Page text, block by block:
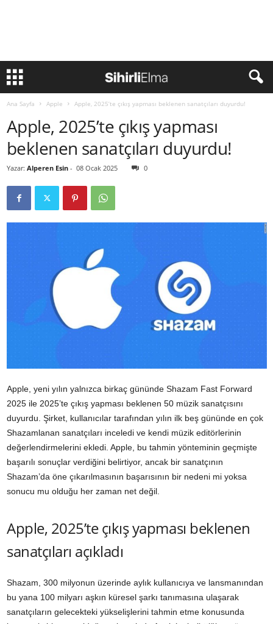
Ana Sayfa Apple Apple, 2025’te çıkış yapması beklenen sanatçıları duyurdu!
Apple, 2025’te çıkış yapması
beklenen sanatçıları duyurdu!
Yazar: Alperen Esin - 08 Ocak 2025 0
Apple, yeni yılın yalnızca birkaç gününde Shazam Fast Forward
2025 ile 2025’te çıkış yapması beklenen 50 müzik sanatçısını
duyurdu. Şirket, kullanıcılar tarafından yılın ilk beş gününde en çok
Shazamlanan sanatçıları inceledi ve kendi müzik editörlerinin
değerlendirmelerini ekledi. Apple, bu tahmin yönteminin geçmişte
başarılı sonuçlar verdiğini belirtiyor, ancak bir sanatçının
Shazam’da öne çıkarılmasının başarısının bir nedeni mi yoksa
sonucu mu olduğu her zaman net değil.
Apple, 2025’te çıkış yapması beklenen
sanatçıları açıkladı
Shazam, 300 milyonun üzerinde aylık kullanıcıya ve lansmanından
bu yana 100 milyarı aşkın küresel şarkı tanımasına ulaşarak
sanatçıların gelecekteki yükselişlerini tahmin etme konusunda